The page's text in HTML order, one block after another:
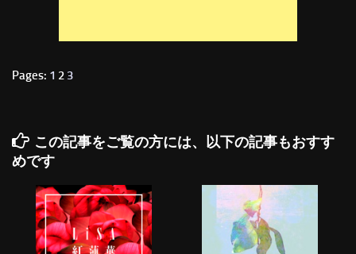
Pages: 1 2 3
この記事をご覧の方には、以下の記事もおすす
めです